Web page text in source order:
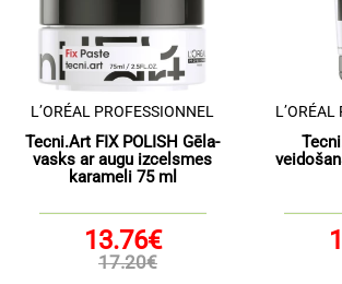
L’ORÉAL PROFESSIONNEL
Tecni.Art FIX POLISH Gēla-
vasks ar augu izcelsmes
karameli 75 ml
13.76€
17.20€
L’ORÉAL